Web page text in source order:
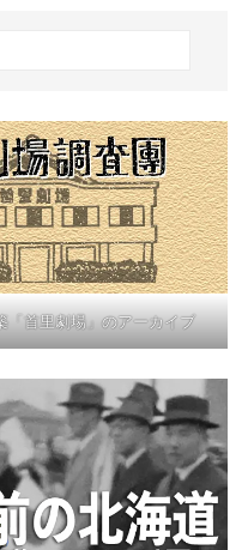
「首里劇場」のアーカイブ